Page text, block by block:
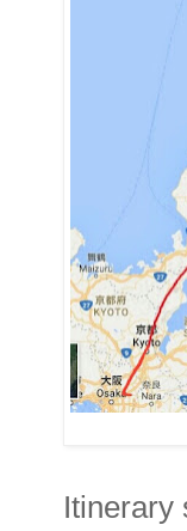
Itinerary